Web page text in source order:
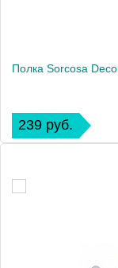
Полка Sorcosa
239 руб.